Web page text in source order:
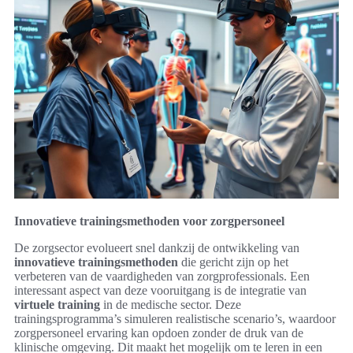
Innovatieve trainingsmethoden voor zorgpersoneel
De zorgsector evolueert snel dankzij de ontwikkeling van
innovatieve trainingsmethoden die gericht zijn op het
verbeteren van de vaardigheden van zorgprofessionals. Een
interessant aspect van deze vooruitgang is de integratie van
virtuele training in de medische sector. Deze
trainingsprogramma’s simuleren realistische scenario’s, waardoor
zorgpersoneel ervaring kan opdoen zonder de druk van de
klinische omgeving. Dit maakt het mogelijk om te leren in een